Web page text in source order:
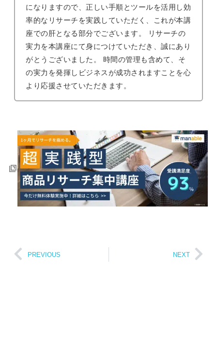
になりますので、正しい手順とツールを活用し効
率的なリサーチを実践していただく、これが本講
座での肝となる部分でございます。 リサーチの
実力を本講座にて身につけていただき、誠にあり
がとうございました。 時間の管理も含めて、そ
の実力を発揮しビジネスが成功されますことを心
より応援させていただきます。
PREVIOUS NEXT